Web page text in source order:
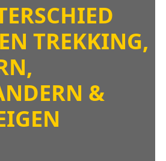
TREKKING,
&